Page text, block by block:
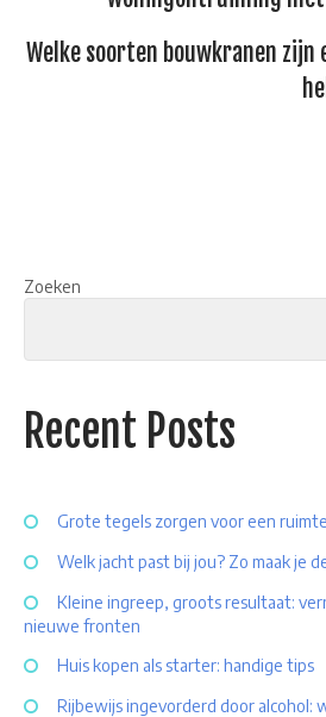
navigatie
Welke soorten bouwkranen zijn
Zoeken
Recent Posts
Grote tegels zorgen voor een
Welk jacht past bij jou? Zo maak je
Kleine ingreep, groots resultaat:
nieuwe fronten
Huis kopen als starter: handige tips
Rijbewijs ingevorderd door alcohol: